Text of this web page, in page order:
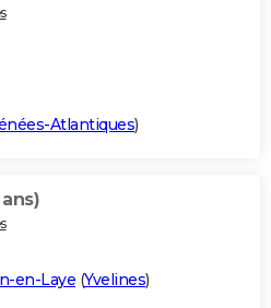
Atlantiques)
en-Laye (Yvelines)